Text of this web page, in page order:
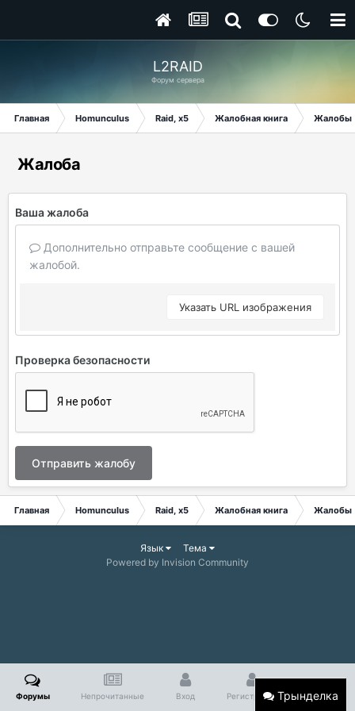
L2RAID
Форум сервера
Главная Homunculus Raid, x5 Жалобная книга Жалобы
Жалоба
Ваша жалоба
Дополнительно отправьте сообщение с вашей
жалобой.
Указать URL изображения
Проверка безопасности
Отправить жалобу
Главная Homunculus Raid, x5 Жалобная книга Жалобы
Трынделка
Язык
Тема
Powered by Invision Community
Форумы Непрочитанные Вход Регистрация Больше